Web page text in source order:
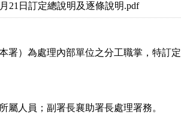
21日訂定總說明及逐條說明.pdf
署）為處理內部單位之分工職掌，特訂定
屬人員；副署長襄助署長處理署務。